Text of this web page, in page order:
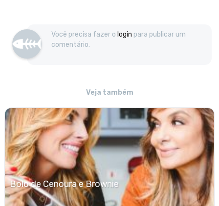
Você precisa fazer o login para publicar um
comentário.
Veja também
Bolo de Cenoura e Brownie